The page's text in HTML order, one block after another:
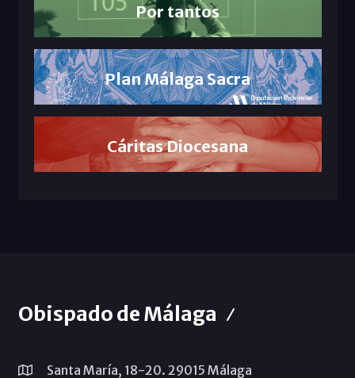
Por tantos
Plan Málaga Sacra
Cáritas Diocesana
Obispado de Málaga
Santa María, 18-20. 29015 Málaga